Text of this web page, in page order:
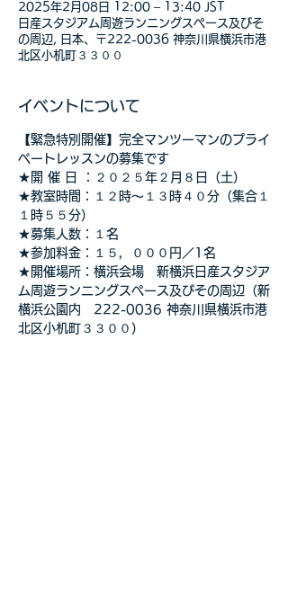
2025年2月08日 12:00 – 13:40 JST
日産スタジアム周遊ランニングスペース及びそ
の周辺, 日本、〒222-0036 神奈川県横浜市港
北区小机町３３００
イベントについて
【緊急特別開催】完全マンツーマンのプライ
ベートレッスンの募集です
★開 催 日 ：２０２５年２月８日（土）
★教室時間：１２時～１３時４０分（集合１
１時５５分）
★募集人数：１名
★参加料金：１５，０００円／1名
★開催場所：横浜会場　新横浜日産スタジア
ム周遊ランニングスペース及びその周辺（新
横浜公園内　222-0036 神奈川県横浜市港
北区小机町３３００）